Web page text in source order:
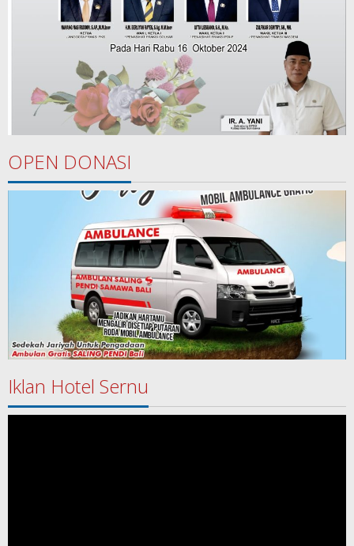
OPEN DONASI
Iklan Hotel Sernu